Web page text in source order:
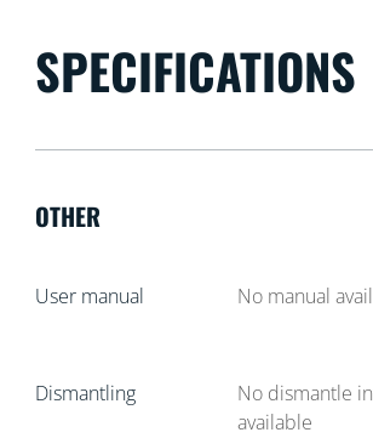
SPECIFICATIONS
OTHER
User manual No manual
Dismantling
No dismantle
available